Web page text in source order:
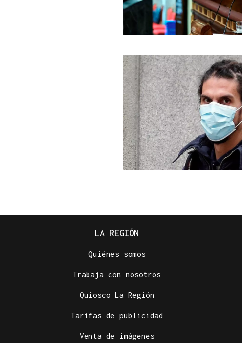
LA REGIÓN
Quiénes somos
Trabaja con nosotros
Quiosco La Región
Tarifas de publicidad
Venta de imágenes